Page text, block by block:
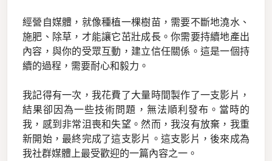
經營自媒體，就像種植一棵樹苗，需要不斷地澆水、
施肥、除草，才能讓它茁壯成長。你需要持續地產出
內容，與你的受眾互動，建立信任關係。這是一個持
續的過程，需要耐心和毅力。
我記得有一次，我花費了大量時間製作了一支影片，
結果卻因為一些技術問題，無法順利發布。當時的
我，感到非常沮喪和失望。然而，我沒有放棄，我重
新開始，最終完成了這支影片。這支影片，後來成為
我社群媒體上最受歡迎的一篇內容之一。